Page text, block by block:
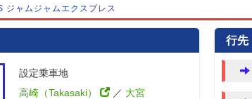
ジャムジャムエクスプレス
設定乗車地
高崎（Takasaki）
／ 大宮
行先